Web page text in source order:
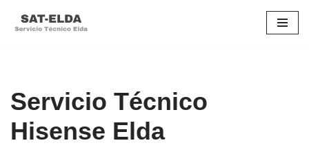
Servicio Técnico
Hisense Elda